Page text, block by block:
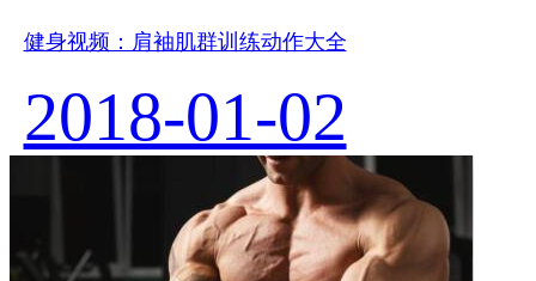
健身视频：肩袖肌群训练动作大全
2018-01-02